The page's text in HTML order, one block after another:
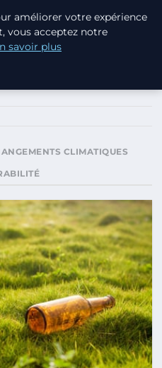
CLIMATIQUES
améliorer votre expérience
vous acceptez notre
savoir plus